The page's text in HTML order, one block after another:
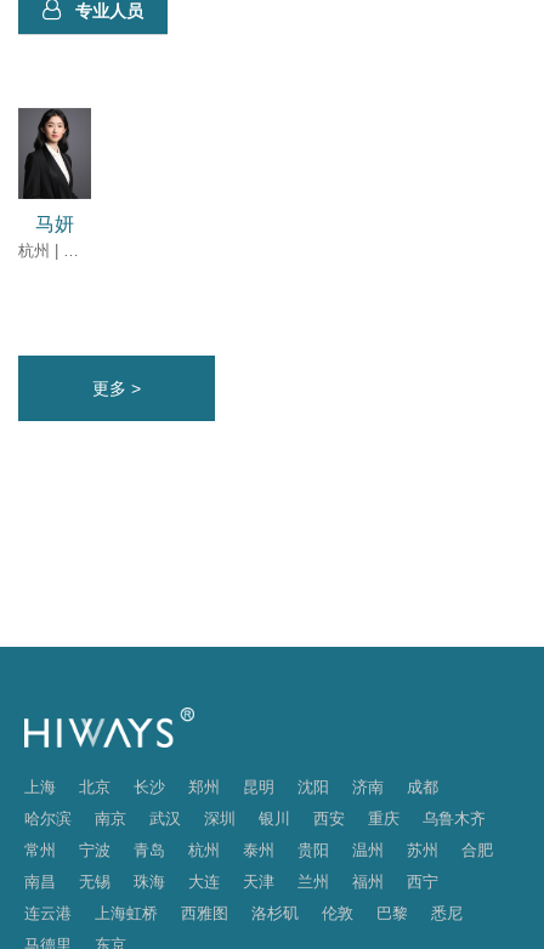
专业人员
马妍
更多 >
上海 北京 长沙 郑州 昆明 沈阳 济南
成都
哈尔滨
南京 武汉 深圳 银川 西安 重庆
乌鲁木齐
常州
宁波 青岛 杭州 泰州 贵阳 温州 苏州
合肥
南昌
无锡 珠海 大连 天津 兰州 福州
西宁
连云港
上海虹桥 西雅图 洛杉矶 伦敦 巴黎
悉尼
马德里
东京